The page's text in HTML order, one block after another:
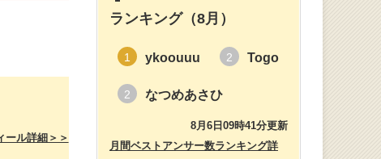
ール詳細＞＞
ランキング（8月）
1 ykoouuu 2 Togo
2 なつめあさひ
8月6日09時41分更新
月間ベストアンサー数ランキング詳